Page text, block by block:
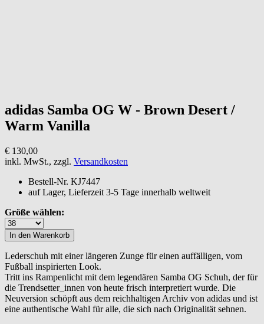
adidas Samba OG W - Brown Desert /
Warm Vanilla
€ 130,00
inkl. MwSt., zzgl. Versandkosten
Bestell-Nr. KJ7447
auf Lager, Lieferzeit 3-5 Tage innerhalb weltweit
Größe wählen:
Lederschuh mit einer längeren Zunge für einen auffälligen, vom
Fußball inspirierten Look.
Tritt ins Rampenlicht mit dem legendären Samba OG Schuh, der für
die Trendsetter_innen von heute frisch interpretiert wurde. Die
Neuversion schöpft aus dem reichhaltigen Archiv von adidas und ist
eine authentische Wahl für alle, die sich nach Originalität sehnen.